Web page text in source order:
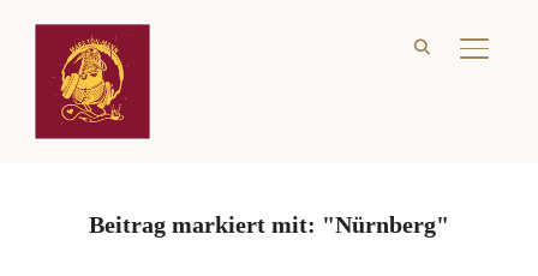
Beitrag markiert mit: "Nürnberg"